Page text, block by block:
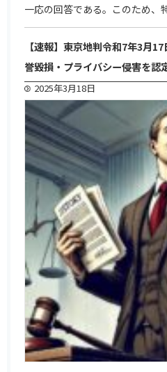
一応の回答である。このため、
【速報】東京地判令和7年3月
誉毀損・プライバシー侵害を認
2025年3月18日